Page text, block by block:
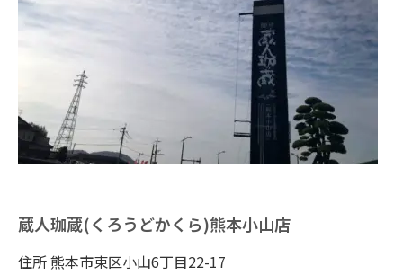
蔵人珈蔵(くろうどかくら)熊本小山店
住所 熊本市東区小山6丁目22-17